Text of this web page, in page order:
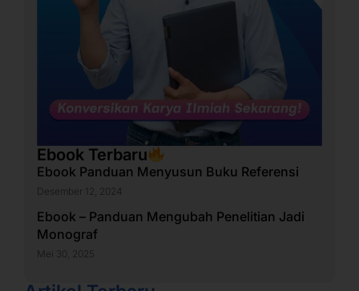
Ebook Terbaru
Ebook Panduan Menyusun Buku Referensi
Desember 12, 2024
Ebook – Panduan Mengubah Penelitian Jadi
Monograf
Mei 30, 2025